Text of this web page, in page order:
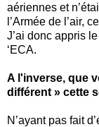
aériennes et
l’Armée de l’air,
J’ai donc appris
‘ECA.
A l'inverse, que
différent » cette
N’ayant pas fait